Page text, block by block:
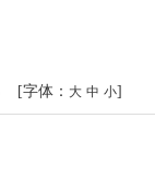
[字体： 大 中 小]